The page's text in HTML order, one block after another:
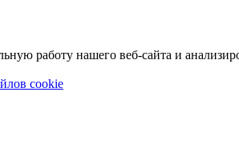
работу нашего веб-сайта и
cookie